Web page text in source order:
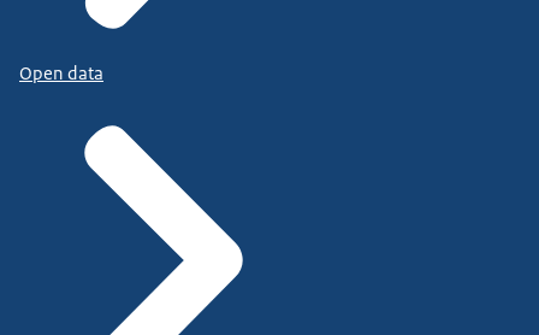
Open data